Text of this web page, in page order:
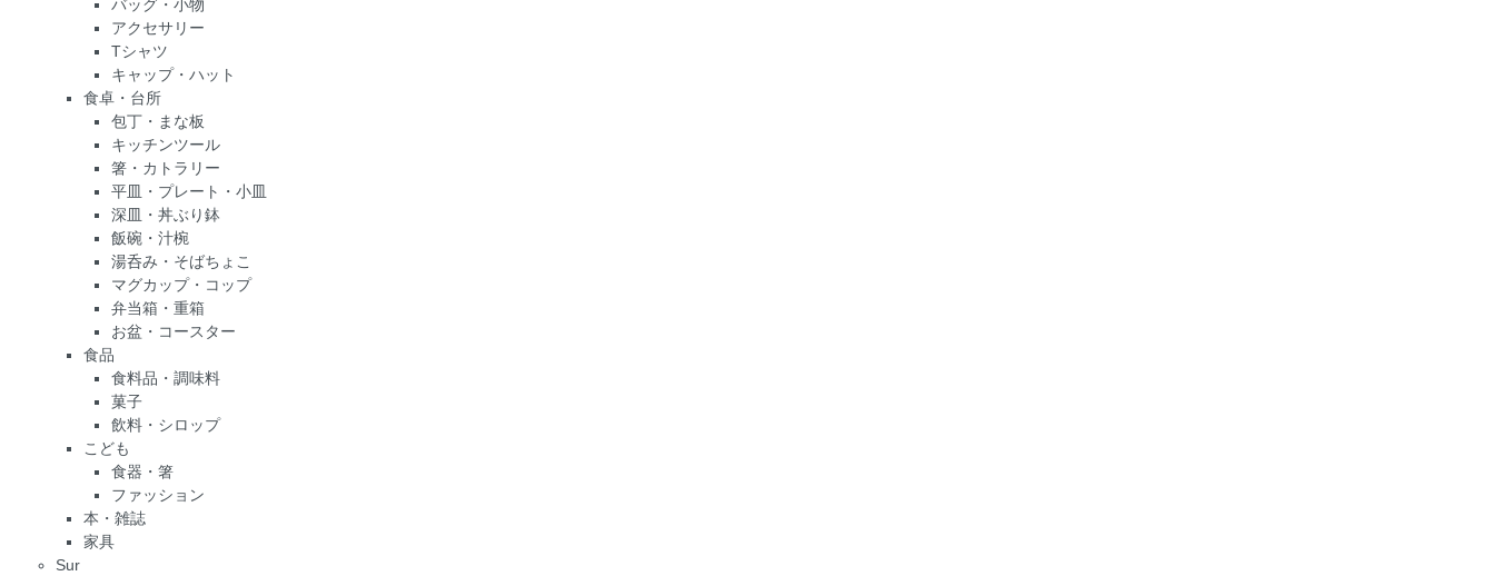
バッグ・小物
アクセサリー
Tシャツ
キャップ・ハット
食卓・台所
包丁・まな板
キッチンツール
箸・カトラリー
平皿・プレート・小皿
深皿・丼ぶり鉢
飯碗・汁椀
湯呑み・そばちょこ
マグカップ・コップ
弁当箱・重箱
お盆・コースター
食品
食料品・調味料
菓子
飲料・シロップ
こども
食器・箸
ファッション
本・雑誌
家具
Sur